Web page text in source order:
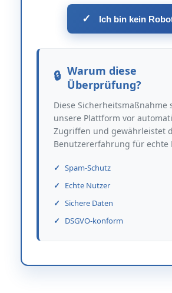
✓ Ich bin kein
Warum diese
Überprüfung?
Diese Sicherheitsmaßnahme
unsere Plattform vor
Zugriffen und gewährleistet
Benutzererfahrung für echte
Spam-Schutz
Echte Nutzer
Sichere Daten
DSGVO-konform